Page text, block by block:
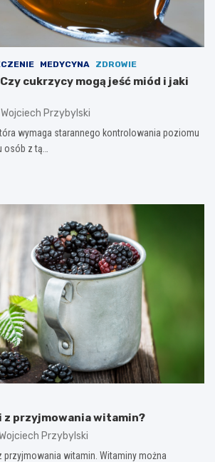
MEDYCYNA ZDROWIE
cukrzycy mogą jeść miód i jaki
Wojciech Przybylski
wymaga starannego kontrolowania poziomu
z tą…
z przyjmowania witamin?
Przybylski
przyjmowania witamin. Witaminy można